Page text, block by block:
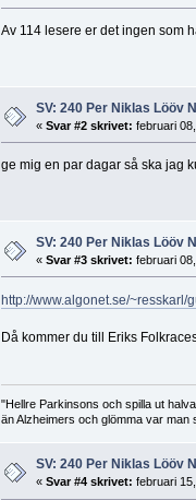
Av 114 lesere er det ingen som
SV: 240 Per Niklas Lööv
« Svar #2 skrivet: februari
ge mig en par dagar så ska jag
SV: 240 Per Niklas Lööv
« Svar #3 skrivet: februari
http://www.algonet.se/~resskarl/
Då kommer du till Eriks
"Hellre Parkinsons och spilla ut
än Alzheimers och glömma var man
SV: 240 Per Niklas Lööv
« Svar #4 skrivet: februari